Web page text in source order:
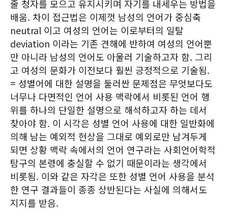
줄 청자를 모으고 유지시키며 자기를 내세우는 방법을
배움. 차이 접근법은 이제껏 남성의 언어가 중심축
neutral 이고 여성의 언어는 이로부터의 일탈
deviation 이라는 기존 견해에 반하여 여성의 언어뿐
만 아니라 남성의 언어도 아울러 기술하고자 함. 그리
고 여성의 문화가 이전보다 훨씬 긍정적으로 기술됨.
= 성별어에 대한 설명을 둘러싼 문제점은 무엇보다도
너무나 다면적인 언어 사용 맥락에서 비롯된 언어 행
위를 하나의 단일한 설명으로 해석하고자 하는 데서
찾아야 함. 이 시각은 성별 언어 사용에 대한 일반화에
의해 남는 예외적 현상을 그대로 예외로만 남겨두게
되면 상황 맥락 속에서의 언어 연구라는 사회언어학적
탐구의 본령에 충실할 수 없기 때문이라는 생각에서
비롯됨. 이와 같은 자각은 또한 성별 언어 사용을 분석
한 연구 결과들이 종종 상반된다는 사실에 의해서도
지지를 받음.